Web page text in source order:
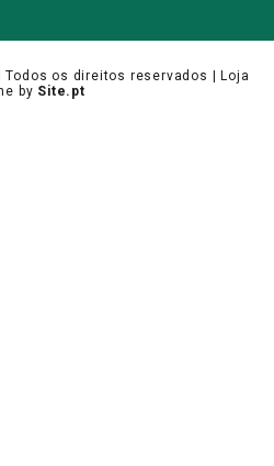
Todos os direitos reservados |Loja
by Site.pt